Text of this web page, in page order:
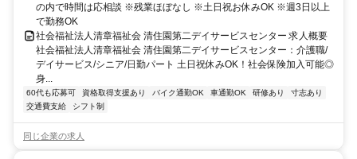
の内で時間は応相談 ※残業ほぼなし ※土日祝お休みOK ※週3日以上
で勤務OK
社会福祉法人清章福祉会 清住園第二デイサービスセンター 求人概要
社会福祉法人清章福祉会 清住園第二デイサービスセンター：介護職/
デイサービス/シニア/日勤パート 土日祝休みOK！社会保険加入可能◎
身...
60代も応募可 資格取得支援あり バイク通勤OK 車通勤OK 研修あり
寸志あり
交通費支給
シフト制
同じ企業の求人